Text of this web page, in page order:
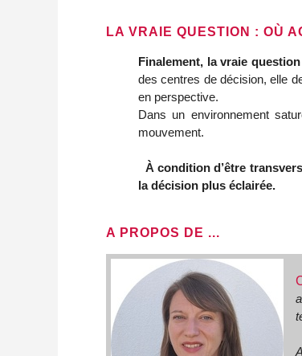
LA VRAIE QUESTION : OÙ
Finalement, la vraie
des centres de décision, elle
en perspective.
Dans un environnement
mouvement.
À condition d’être
la décision plus éclairée.
A PROPOS DE ...